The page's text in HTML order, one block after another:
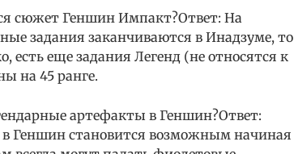
сюжет Геншин Импакт?Ответ: На
задания заканчиваются в Инадзуме, то
есть еще задания Легенд (не относятся к
на 45 ранге.
артефакты в Геншин?Ответ:
Геншин становится возможным начиная